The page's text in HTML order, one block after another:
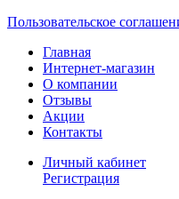
Пользовательское
Главная
Интернет-магазин
О компании
Отзывы
Акции
Контакты
Личный кабинет
Регистрация